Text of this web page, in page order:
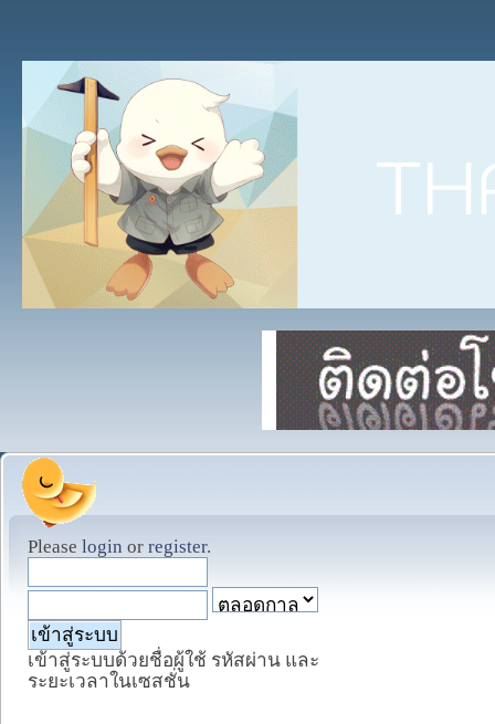
Please login or register.
เข้าสู่ระบบด้วยชื่อผู้ใช้ รหัสผ่าน และ
ระยะเวลาในเซสชั่น